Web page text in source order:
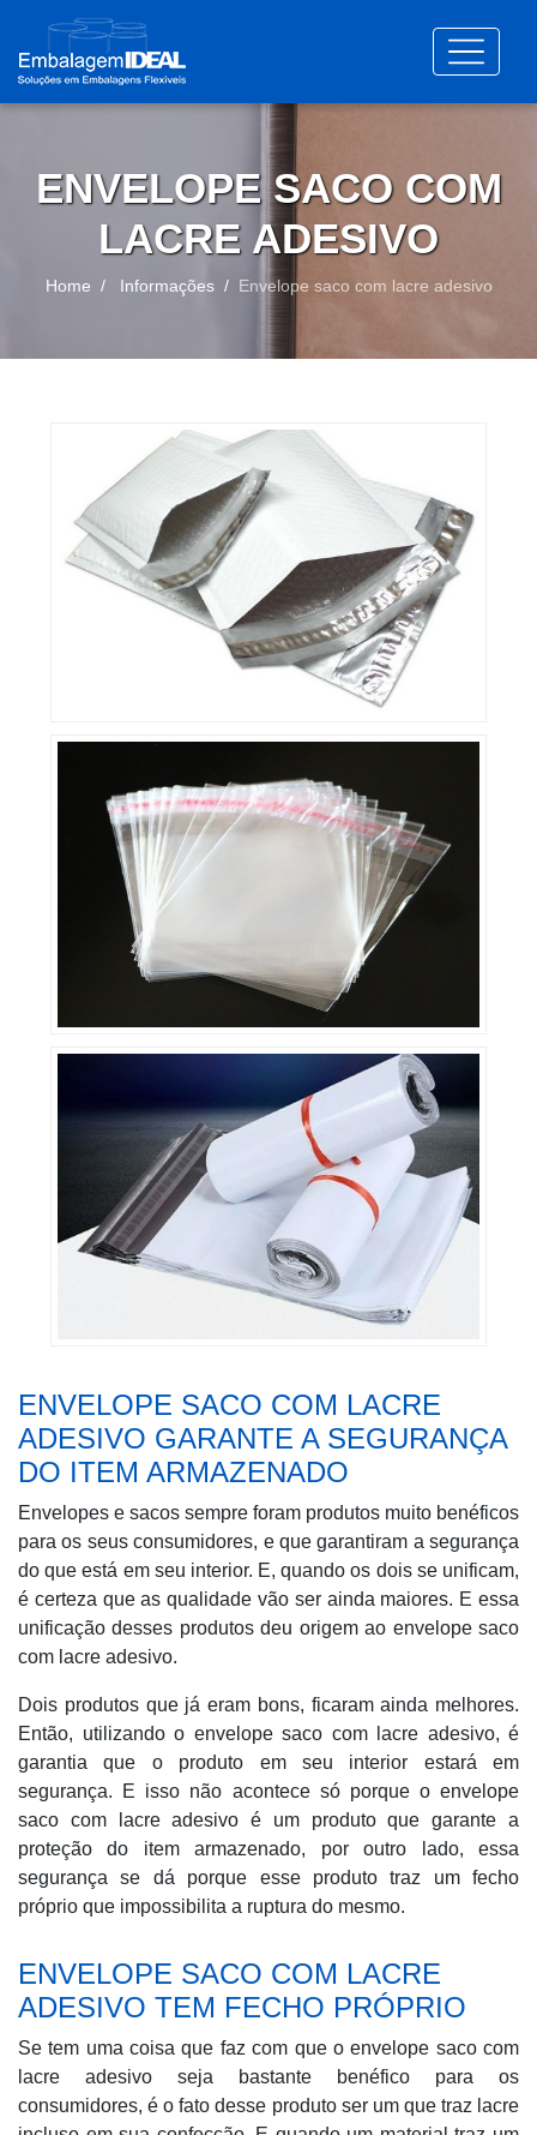
ENVELOPE SACO COM
LACRE ADESIVO
Home Informações Envelope saco com lacre adesivo
ENVELOPE SACO COM LACRE
ADESIVO GARANTE A SEGURANÇA
DO ITEM ARMAZENADO
Envelopes e sacos sempre foram produtos muito benéficos
para os seus consumidores, e que garantiram a segurança
do que está em seu interior. E, quando os dois se unificam,
é certeza que as qualidade vão ser ainda maiores. E essa
unificação desses produtos deu origem ao envelope saco
com lacre adesivo.
Dois produtos que já eram bons, ficaram ainda melhores.
Então, utilizando o envelope saco com lacre adesivo, é
garantia que o produto em seu interior estará em
segurança. E isso não acontece só porque o envelope
saco com lacre adesivo é um produto que garante a
proteção do item armazenado, por outro lado, essa
segurança se dá porque esse produto traz um fecho
próprio que impossibilita a ruptura do mesmo.
ENVELOPE SACO COM LACRE
ADESIVO TEM FECHO PRÓPRIO
Se tem uma coisa que faz com que o envelope saco com
lacre adesivo seja bastante benéfico para os
consumidores, é o fato desse produto ser um que traz lacre